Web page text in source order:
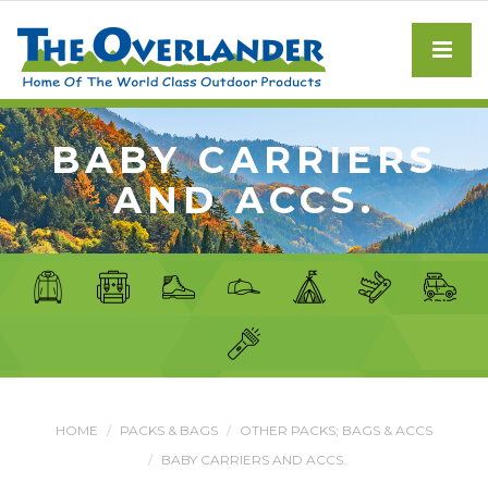
BABY CARRIERS
AND ACCS.
HOME PACKS & BAGS
OTHER PACKS; BAGS & ACCS
BABY CARRIERS AND ACCS.